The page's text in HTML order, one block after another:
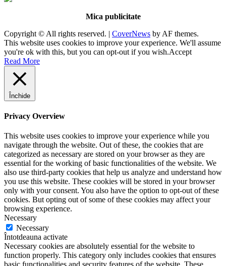
Mica publicitate
Copyright © All rights reserved. | CoverNews by AF themes.
This website uses cookies to improve your experience. We'll assume
you're ok with this, but you can opt-out if you wish.Accept
Read More
Închide
Privacy Overview
This website uses cookies to improve your experience while you
navigate through the website. Out of these, the cookies that are
categorized as necessary are stored on your browser as they are
essential for the working of basic functionalities of the website. We
also use third-party cookies that help us analyze and understand how
you use this website. These cookies will be stored in your browser
only with your consent. You also have the option to opt-out of these
cookies. But opting out of some of these cookies may affect your
browsing experience.
Necessary
Necessary
Întotdeauna activate
Necessary cookies are absolutely essential for the website to
function properly. This category only includes cookies that ensures
basic functionalities and security features of the website. These